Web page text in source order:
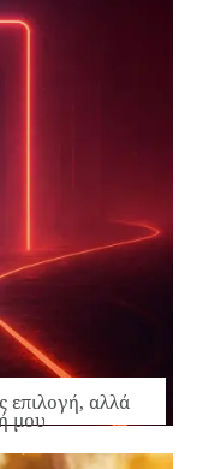
επιλογή, αλλά
μου